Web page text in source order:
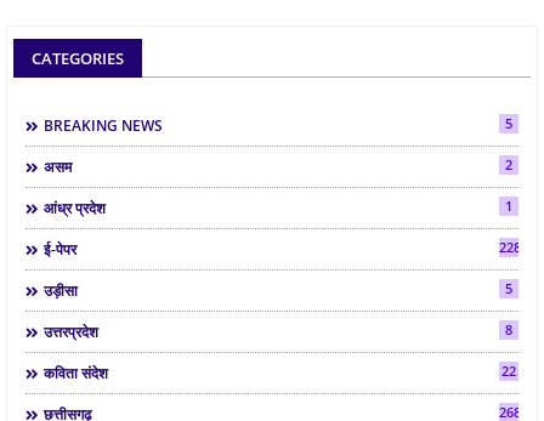
CATEGORIES
BREAKING NEWS 5
असम 2
आंध्र प्रदेश 1
ई-पेपर 2286
उड़ीसा 5
उत्तरप्रदेश 8
कविता संदेश 22
छत्तीसगढ़ 268